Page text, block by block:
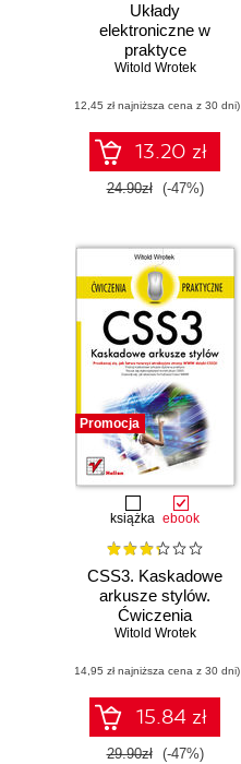
Układy
elektroniczne w
praktyce
Witold Wrotek
(12,45 zł najniższa cena z 30 dni)
13.20 zł
24.90zł (-47%)
Promocja
książka ebook
CSS3. Kaskadowe
arkusze stylów.
Ćwiczenia
praktyczne
Witold Wrotek
(14,95 zł najniższa cena z 30 dni)
15.84 zł
29.90zł (-47%)